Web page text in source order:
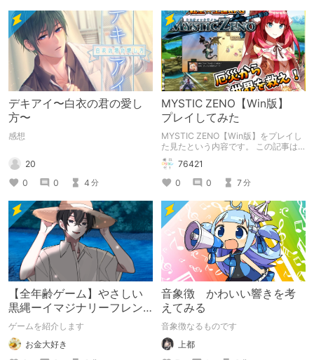
デキアイ〜白衣の君の愛し
方〜
感想
20
0
0 4 分
MYSTIC ZENO【Win版】
プレイしてみた
MYSTIC ZENO【Win版】をプレイし
た見たという内容です。 この記事は
通常のクリエイターズ記事です。
76421
0
0 7分
【全年齢ゲーム】やさしい
黒縄ーイマジナリーフレン
ドの「彼」と過ごすおぼん
やすみー
ゲームを紹介します
お金大好き
音象徴 かわいい響きを考
えてみる
音象徴なるものです
上都